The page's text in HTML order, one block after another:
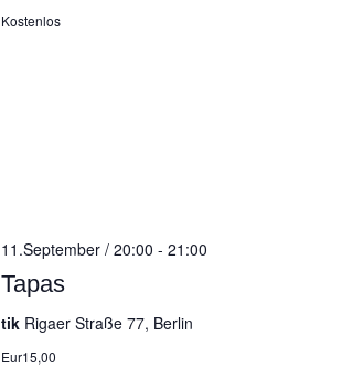
Kostenlos
Tapas
11.September / 20:00 - 21:00
tik Rigaer Straße 77, Berlin
Eur15,00